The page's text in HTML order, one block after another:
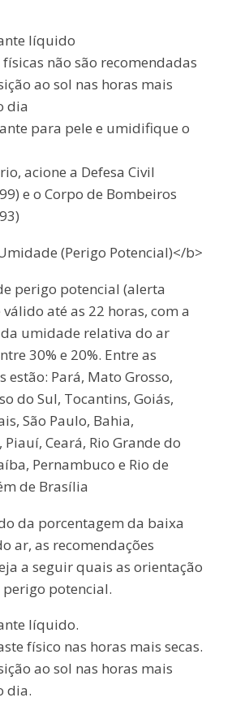
líquido
não são recomendadas
ao sol nas horas mais
dia
para pele e umidifique o
acione a Defesa Civil
e o Corpo de Bombeiros
(Perigo Potencial)</b>
perigo potencial (alerta
até as 22 horas, com a
umidade relativa do ar
30% e 20%. Entre as
estão: Pará, Mato Grosso,
do Sul, Tocantins, Goiás,
São Paulo, Bahia,
Ceará, Rio Grande do
Pernambuco e Rio de
de Brasília
da porcentagem da baixa
ar, as recomendações
a seguir quais as orientação
perigo potencial.
líquido.
físico nas horas mais secas.
ao sol nas horas mais
dia.